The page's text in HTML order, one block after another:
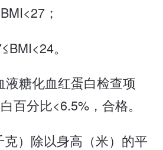
；
。
液糖化血红蛋白检查项
百分比<6.5%，合格。
克）除以身高（米）的平